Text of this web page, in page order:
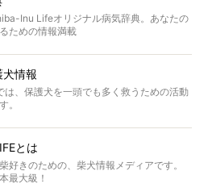
Inu Lifeオリジナル病気辞典。あなたの
ための情報満載
情報
、保護犬を一頭でも多く救うための活動
。
とは
好きのための、柴犬情報メディアです。
最大級！